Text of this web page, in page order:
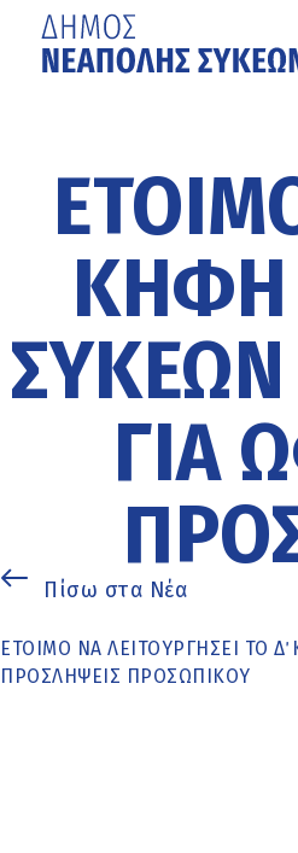
περιεχόμενο
ΚΗΦΗ
ΣΥΚΕΏΝ
ΓΙΑ
Πίσω στα Νέα
ΈΤΟΙΜΟ ΝΑ ΛΕΙΤΟΥΡΓΉΣΕΙ ΤΟ
ΠΡΟΣΛΉΨΕΙΣ ΠΡΟΣΩΠΙΚΟΎ